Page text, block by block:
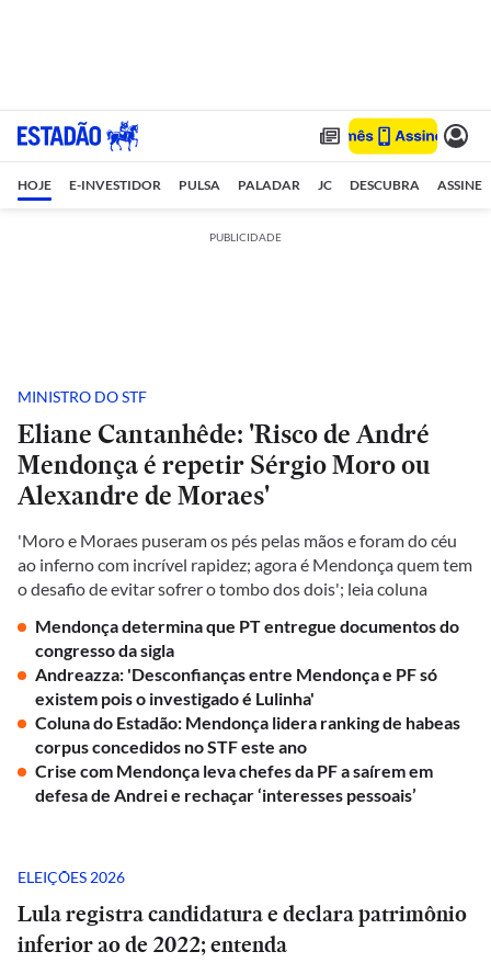
HOJE E-INVESTIDOR PULSA PALADAR JC DESCUBRA ASSINE
PUBLICIDADE
MINISTRO DO STF
Eliane Cantanhêde: 'Risco de André
Mendonça é repetir Sérgio Moro ou
Alexandre de Moraes'
'Moro e Moraes puseram os pés pelas mãos e foram do céu
ao inferno com incrível rapidez; agora é Mendonça quem tem
o desafio de evitar sofrer o tombo dos dois'; leia coluna
Mendonça determina que PT entregue documentos do
congresso da sigla
Andreazza: 'Desconfianças entre Mendonça e PF só
existem pois o investigado é Lulinha'
Coluna do Estadão: Mendonça lidera ranking de habeas
corpus concedidos no STF este ano
Crise com Mendonça leva chefes da PF a saírem em
defesa de Andrei e rechaçar ‘interesses pessoais’
ELEIÇÕES 2026
Lula registra candidatura e declara patrimônio
inferior ao de 2022; entenda